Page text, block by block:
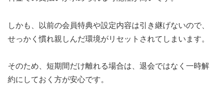
しかも、以前の会員特典や設定内容は引き継げないので、
せっかく慣れ親しんだ環境がリセットされてしまいます。
そのため、短期間だけ離れる場合は、退会ではなく一時解
約にしておく方が安心です。